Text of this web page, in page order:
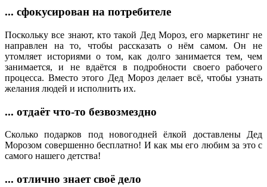
... сфокусирован на потребителе
Поскольку все знают, кто такой Дед Мороз, его маркетинг не
направлен на то, чтобы рассказать о нём самом. Он не
утомляет историями о том, как долго занимается тем, чем
занимается, и не вдаётся в подробности своего рабочего
процесса. Вместо этого Дед Мороз делает всё, чтобы узнать
желания людей и исполнить их.
... отдаёт что‑то безвозмездно
Сколько подарков под новогодней ёлкой доставлены Дед
Морозом совершенно бесплатно! И как мы его любим за это с
самого нашего детства!
... отлично знает своё дело